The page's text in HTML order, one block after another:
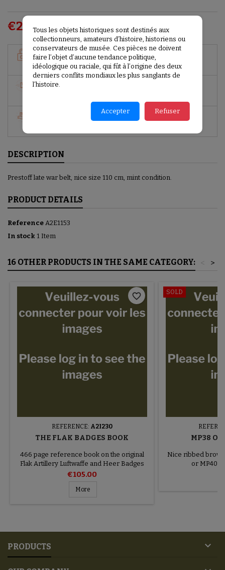
€220.00 VAT included
GARANTIES SÉCURITÉ
(À MODIFIER DANS LE MODULE "RÉASSURANCE")
POLITIQUE DE LIVRAISON
DESCRIPTION
Prestoff late war belt, nice size 110 cm, mint condition.
PRODUCT DETAILS
Reference A2E1153
In stock 1 Item
16 OTHER PRODUCTS IN THE SAME CATEGORY: >
<
REFERENCE: A2I230
THE FLAK BADGES BOOK
466 page reference book on the original
Flak Artillery Luftwaffe and Heer Badges
and fakes
€105.00
More
favorite_border SOLD
MP38
Nice ribbed
or MP40
PRODUCTS 
Tous les objets historiques sont destinés aux
collectionneurs, amateurs d’histoire, historiens ou
conservateurs de musée. Ces pièces ne doivent
faire l’objet d’aucune tendance politique,
idéologique ou raciale, qui fût à l’origine des deux
derniers conflits mondiaux les plus sanglants de
l’histoire.
Accepter Refuser